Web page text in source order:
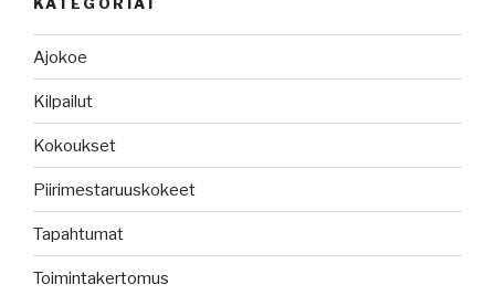
Ajokoe
Kilpailut
Kokoukset
Piirimestaruuskokeet
Tapahtumat
Toimintakertomus